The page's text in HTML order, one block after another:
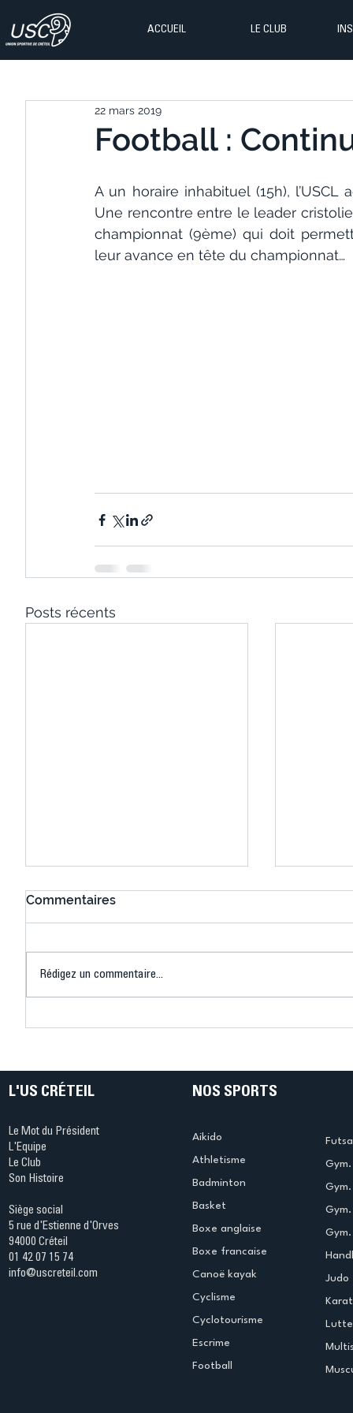
ACCUEIL LE CLUB
Football :
22 mars 2019
A un horaire inhabituel (15h),
Une rencontre entre le leader
championnat (9ème) qui doit
leur avance en tête du championnat…
Posts récents
Commentaires
Rédigez un commentaire...
L'US CRÉTEIL
Le Mot du Président
L'Equipe
Le Club
Son Histoire
Siège social
5 rue d'Estienne d'Orves
94000 Créteil
01 42 07 15 74
info@uscreteil.com
NOS SPORTS
Aikido
Athletisme
Badminton
Basket
Boxe anglaise
Boxe francaise
Canoë kayak
Cyclisme
Cyclotourisme
Escrime
Football
Judo
Lutte